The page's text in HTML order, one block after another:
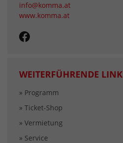
info@komma.at
www.komma.at
WEITERFÜHRENDE
» Programm
» Ticket-Shop
» Vermietung
» Service